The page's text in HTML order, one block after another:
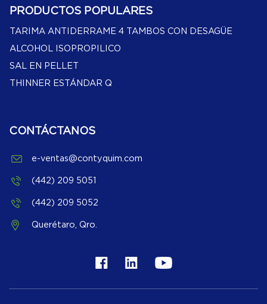
PRODUCTOS POPULARES
TARIMA ANTIDERRAME 4 TAMBOS CON DESAGÜE
ALCOHOL ISOPROPILICO
SAL EN PELLET
THINNER ESTÁNDAR Q
CONTÁCTANOS
e-ventas@contyquim.com
(442) 209 5051
(442) 209 5052
Querétaro, Qro.